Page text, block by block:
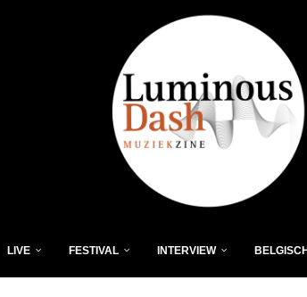
LIVE FESTIVAL INTERVIEW BELGISCH